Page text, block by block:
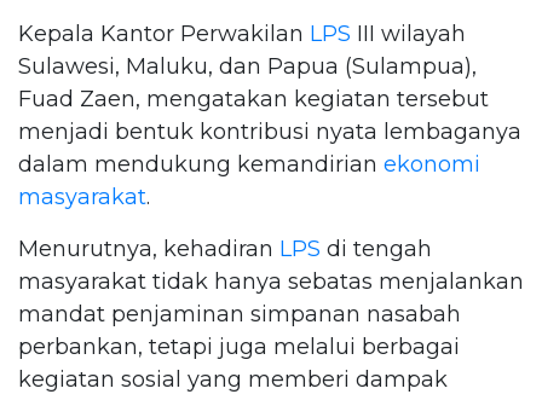
Kepala Kantor Perwakilan LPS III wilayah
Sulawesi, Maluku, dan Papua (Sulampua),
Fuad Zaen, mengatakan kegiatan tersebut
menjadi bentuk kontribusi nyata lembaganya
dalam mendukung kemandirian ekonomi
masyarakat.
Menurutnya, kehadiran LPS di tengah
masyarakat tidak hanya sebatas menjalankan
mandat penjaminan simpanan nasabah
perbankan, tetapi juga melalui berbagai
kegiatan sosial yang memberi dampak